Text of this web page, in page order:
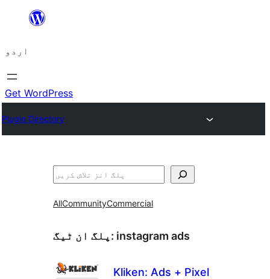
چھوڑیں
پر
جائیں
اردو
Get WordPress
Plugin Directory
تلاش
AllCommunityCommercial
پلگ ان ٹیگ: instagram ads
Kliken: Ads + Pixel